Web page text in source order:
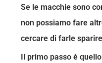
Se le macchie sono
non possiamo fare
cercare di farle
Il primo passo è